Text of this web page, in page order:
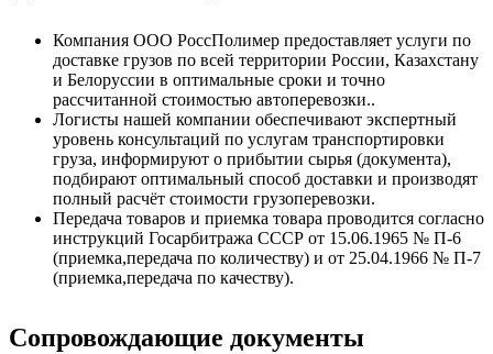
Компания ООО РоссПолимер предоставляет услуги по
доставке грузов по всей территории России, Казахстану
и Белоруссии в оптимальные сроки и точно
рассчитанной стоимостью автоперевозки..
Логисты нашей компании обеспечивают экспертный
уровень консультаций по услугам транспортировки
груза, информируют о прибытии сырья (документа),
подбирают оптимальный способ доставки и производят
полный расчёт стоимости грузоперевозки.
Передача товаров и приемка товара проводится согласно
инструкций Госарбитража СССР от 15.06.1965 № П-6
(приемка,передача по количеству) и от 25.04.1966 № П-7
(приемка,передача по качеству).
Сопровождающие документы